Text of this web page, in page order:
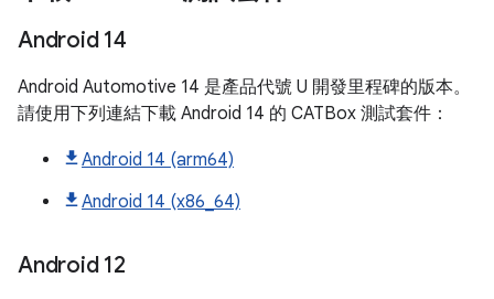
Android 14
Android Automotive 14 是產品代號 U 開發里程碑的版本。
請使用下列連結下載 Android 14 的 CATBox 測試套件：
Android 14 (arm64)
Android 14 (x86_64)
Android 12